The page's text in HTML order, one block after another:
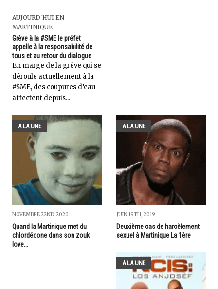
AUJOURD'HUI EN
MARTINIQUE
Grève à la #SME le préfet
appelle à la responsabilité de
tous et au retour du dialogue
En marge de la grève qui se
déroule actuellement à la
#SME, des coupures d’eau
affectent depuis...
A LA UNE
NOVEMBRE 22ND, 2020
Quand la Martinique met du
chlordécone dans son zouk
love...
A LA UNE
JUIN 19TH, 2019
Deuxième cas de harcèlement
sexuel à Martinique La 1ère
A LA UNE